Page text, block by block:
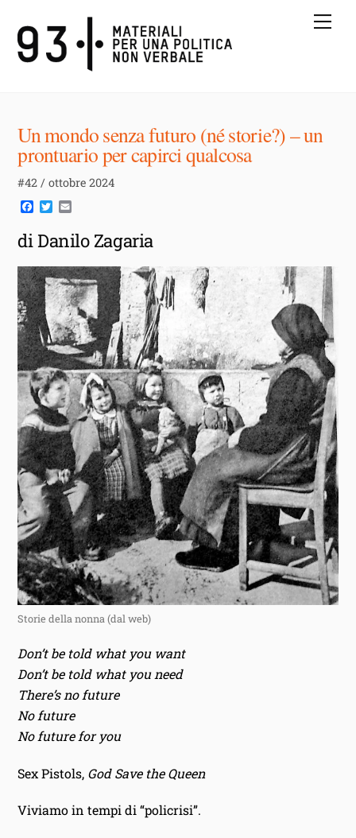
content
Un mondo senza futuro (né storie?) – un
prontuario per capirci qualcosa
#42 / ottobre 2024
F
c
e
o
o
k
T
t
e
r
a
i
di Danilo Zagaria
Storie della nonna (dal web)
Don’t be told what you want
Don’t be told what you need
There’s no future
No future
No future for you
Sex Pistols, God Save the Queen
Viviamo in tempi di “policrisi”.